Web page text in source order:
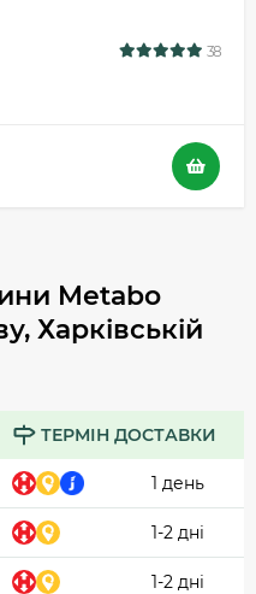
38
Metabo
Харківській
ТЕРМІН ДОСТАВКИ
1 день
1-2 дні
1-2 дні